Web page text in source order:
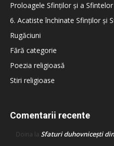
Proloagele Sfinților și a Sfintelor
6. Acatiste închinate Sfinților și
Rugăciuni
Fără categorie
Poezia religioasă
Stiri religioase
Comentarii recente
Doina la Sfaturi duhovnicești